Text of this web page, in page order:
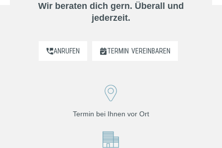
Wir beraten dich gern. Überall und
jederzeit.
ANRUFEN TERMIN VEREINBAREN
Termin bei Ihnen vor Ort